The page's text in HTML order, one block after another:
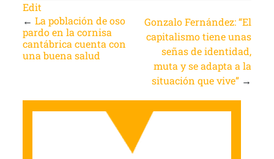
Edit
← La población de oso
pardo en la cornisa
cantábrica cuenta con
una buena salud
Gonzalo Fernández: “El
capitalismo tiene unas
señas de identidad,
muta y se adapta a la
situación que vive” →